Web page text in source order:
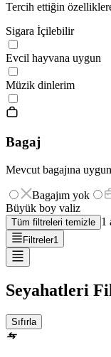
Tercih ettiğin
Sigara İçilebilir
Evcil hayvana uygun
Müzik dinlerim
Bagaj
Mevcut bagajına
Bagajım yok
Büyük boy valiz
Tüm filtreleri temizle 1
Filtreler1
Seyahatleri
Sıfırla